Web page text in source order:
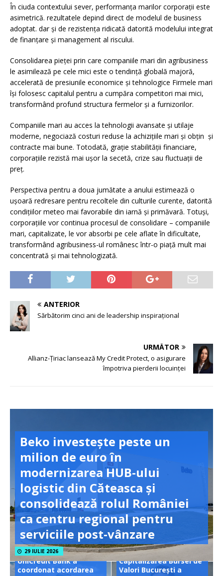
În ciuda contextului sever, performanța marilor corporații este
asimetrică. rezultatele depind direct de modelul de business
adoptat. dar și de rezistența ridicată datorită modelului integrat
de finanțare și management al riscului.
Consolidarea pieței prin care companiile mari din agribusiness
le asimilează pe cele mici este o tendință globală majoră,
accelerată de presiunile economice și tehnologice Firmele mari
își folosesc capitalul pentru a cumpăra competitori mai mici,
transformând profund structura fermelor și a furnizorilor.
Companiile mari au acces la tehnologii avansate și utilaje
moderne, negociază costuri reduse la achizițiile mari și obțin și
contracte mai bune. Totodată, grație stabilității financiare,
corporațiile rezistă mai ușor la secetă, crize sau fluctuații de
preț.
Perspectiva pentru a doua jumătate a anului estimează o
ușoară redresare pentru recoltele din culturile curente, datorită
condițiilor meteo mai favorabile din iarnă și primăvară. Totuși,
corporațiile vor continua procesul de consolidare – companiile
mari, capitalizate, le vor absorbi pe cele aflate în dificultate,
transformând agribusiness-ul românesc într-o piață mult mai
concentrată și mai tehnologizată.
ANTERIOR
Sărbătorim cinci ani de leadership inspirațional
URMĂTOR
Allianz-Țiriac lansează My Credit Protect, o asigurare
împotriva pierderii locuinței
Beko investește peste un
milion de euro în
modernizarea HUB-ului
logistic din Căteasca și
consolidează rolul României
ca centru regional pentru
serviciile post-vânzare
29 IULIE 2026
UniCredit Bank a
coordonat acordarea
Capitalizarea Bursei de
Valori București a